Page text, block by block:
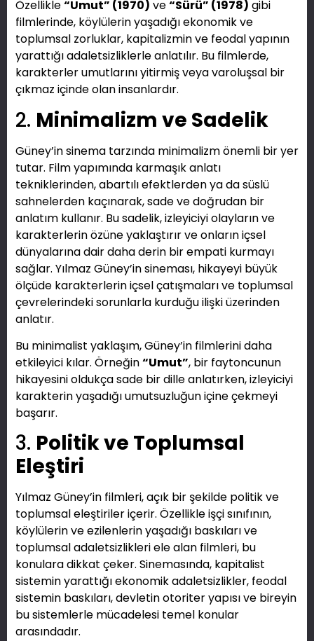
Özellikle“Umut” (1970) ve“Sürü” (1978) gibi
filmlerinde, köylülerin yaşadığı ekonomik ve
toplumsal zorluklar, kapitalizmin ve feodal yapının
yarattığı adaletsizliklerle anlatılır. Bu filmlerde,
karakterler umutlarını yitirmiş veya varoluşsal bir
çıkmaz içinde olan insanlardır.
2. Minimalizm ve Sadelik
Güney’in sinema tarzında minimalizm önemli bir yer
tutar. Film yapımında karmaşık anlatı
tekniklerinden, abartılı efektlerden ya da süslü
sahnelerden kaçınarak, sade ve doğrudan bir
anlatım kullanır. Bu sadelik, izleyiciyi olayların ve
karakterlerin özüne yaklaştırır ve onların içsel
dünyalarına dair daha derin bir empati kurmayı
sağlar. Yılmaz Güney’in sineması, hikayeyi büyük
ölçüde karakterlerin içsel çatışmaları ve toplumsal
çevrelerindeki sorunlarla kurduğu ilişki üzerinden
anlatır.
Bu minimalist yaklaşım, Güney’in filmlerini daha
etkileyici kılar. Örneğin“Umut”, bir faytoncunun
hikayesini oldukça sade bir dille anlatırken, izleyiciyi
karakterin yaşadığı umutsuzluğun içine çekmeyi
başarır.
3. Politik ve Toplumsal
Eleştiri
Yılmaz Güney’in filmleri, açık bir şekilde politik ve
toplumsal eleştiriler içerir. Özellikle işçi sınıfının,
köylülerin ve ezilenlerin yaşadığı baskıları ve
toplumsal adaletsizlikleri ele alan filmleri, bu
konulara dikkat çeker. Sinemasında, kapitalist
sistemin yarattığı ekonomik adaletsizlikler, feodal
sistemin baskıları, devletin otoriter yapısı ve bireyin
bu sistemlerle mücadelesi temel konular
arasındadır.